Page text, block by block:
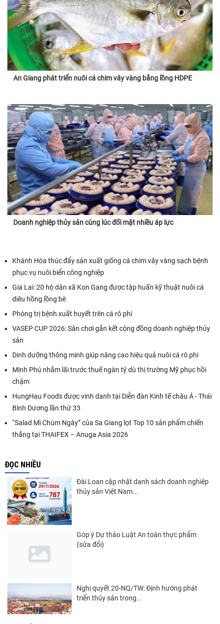
An Giang phát triển nuôi cá chim vây vàng bằng lồng HDPE
Doanh nghiệp thủy sản cùng lúc đối mặt nhiều áp lực
Khánh Hòa thúc đẩy sản xuất giống cá chim vây vàng sạch bệnh
phục vụ nuôi biển công nghiệp
Gia Lai: 20 hộ dân xã Kon Gang được tập huấn kỹ thuật nuôi cá
diêu hồng lồng bè
Phòng trị bệnh xuất huyết trên cá rô phi
VASEP CUP 2026: Sân chơi gắn kết cộng đồng doanh nghiệp thủy
sản
Dinh dưỡng thông minh giúp nâng cao hiệu quả nuôi cá rô phi
Minh Phú nhắm lãi trước thuế ngàn tỷ dù thị trường Mỹ phục hồi
chậm
HungHau Foods được vinh danh tại Diễn đàn Kinh tế châu Á - Thái
Bình Dương lần thứ 33
“Salad Mì Chùm Ngây” của Sa Giang lọt Top 10 sản phẩm chiến
thắng tại THAIFEX – Anuga Asia 2026
ĐỌC NHIỀU
Đài Loan cập nhật danh sách doanh nghiệp
thủy sản Việt Nam...
Góp ý Dự thảo Luật An toàn thực phẩm
(sửa đổi)
Nghị quyết 20-NQ/TW: Định hướng phát
triển thủy sản trong...